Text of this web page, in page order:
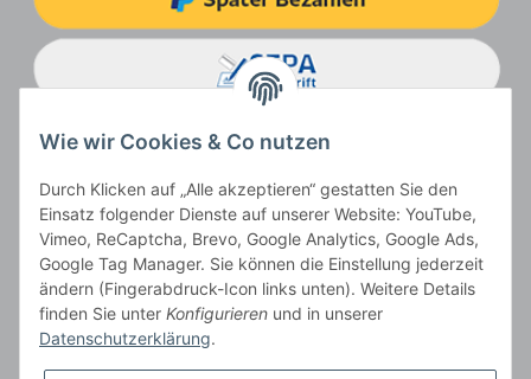
Vertrag widerrufen
Wie wir Cookies & Co nutzen
Durch Klicken auf „Alle akzeptieren“ gestatten Sie den
Einsatz folgender Dienste auf unserer Website: YouTube,
Vimeo, ReCaptcha, Brevo, Google Analytics, Google Ads,
Google Tag Manager. Sie können die Einstellung jederzeit
ändern (Fingerabdruck-Icon links unten). Weitere Details
finden Sie unter Konfigurieren und in unserer
Datenschutzerklärung.